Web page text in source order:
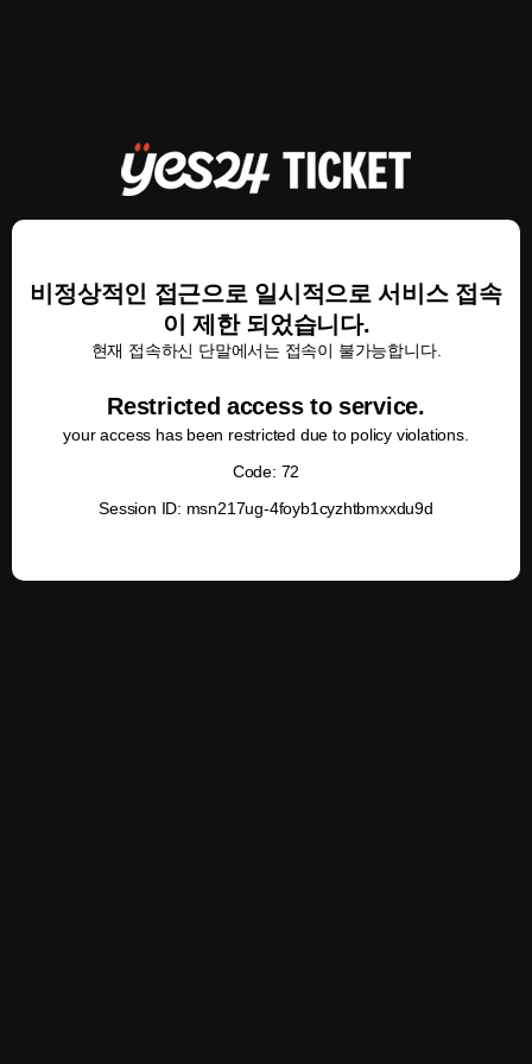
비정상적인 접근으로 일시적으로 서비스 접속
이 제한 되었습니다.
현재 접속하신 단말에서는 접속이 불가능합니다.
Restricted access to service.
your access has been restricted due to policy violations.
Code: 72
Session ID: msn217ug-4foyb1cyzhtbmxxdu9d